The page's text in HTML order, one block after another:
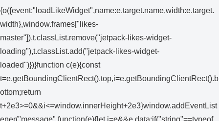
{o({event:"loadLikeWidget",name:e.target.name,width:e.target.
width},window.frames["likes-
master"]),t.classList.remove("jetpack-likes-widget-
loading"),t.classList.add("jetpack-likes-widget-
loaded")})}function c(e){const
t=e.getBoundingClientRect().top,i=e.getBoundingClientRect().b
ottom;return
t+2e3>=0&&i<=window.innerHeight+2e3}window.addEventList
ener("message",function(e){let i=e&&e.data;if("string"==typeof